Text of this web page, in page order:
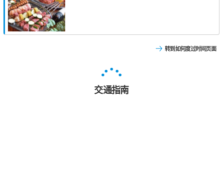
转到如何度过时间页面
交通指南